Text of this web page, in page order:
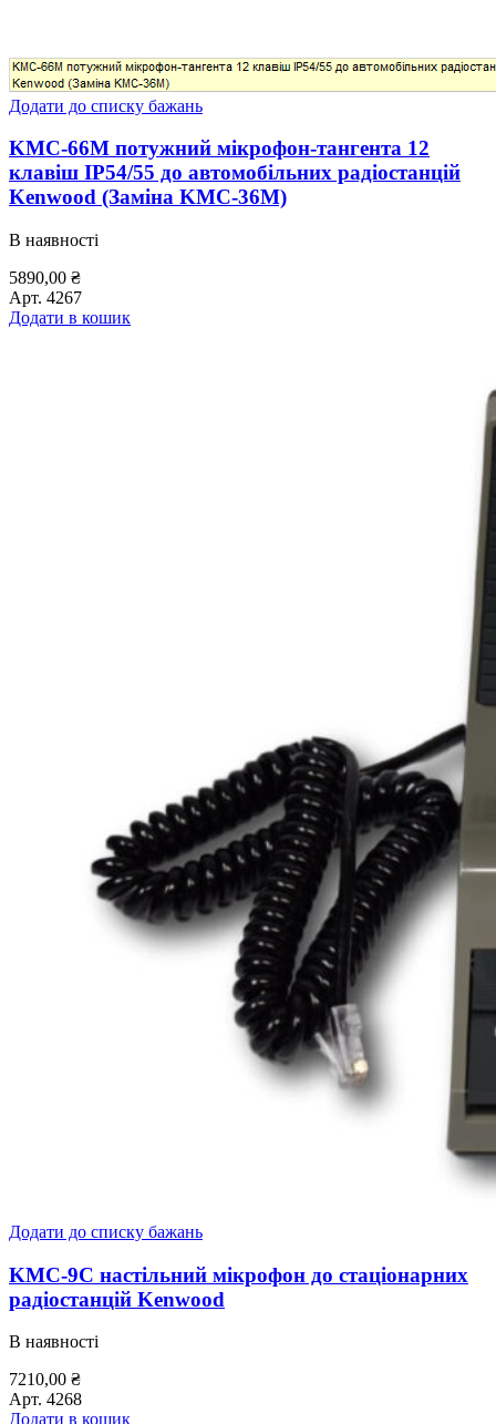
Додати до списку бажань
KMC-66M потужний мікрофон-тангента 12
клавіш ІР54/55 до автомобільних радіостанцій
Kenwood (Заміна KMC-36M)
В наявності
5890,00 ₴
Арт. 4267
Додати в кошик
Додати до списку бажань
KMC-9C настільний мікрофон до стаціонарних
радіостанцій Kenwood
В наявності
7210,00 ₴
Арт. 4268
Додати в кошик